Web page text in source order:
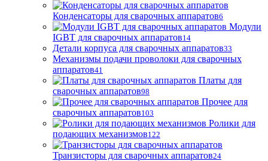
Конденсаторы для сварочных аппаратов6
Модули
IGBT для сварочных аппаратов14
Детали корпуса для сварочных аппаратов33
Механизмы подачи проволоки для сварочных
аппаратов41
Платы для
сварочных аппаратов98
Прочее для
сварочных аппаратов103
Ролики для
подающих механизмов122
Транзисторы для сварочных аппаратов24